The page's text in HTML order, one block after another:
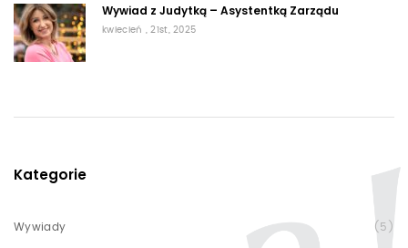
Wywiad z Judytką – Asystentką Zarządu
kwiecień , 21st, 2025
Kategorie
Wywiady (5)